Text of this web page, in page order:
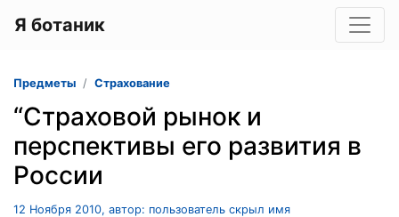
Я ботаник
Предметы Страхование
“Страховой рынок и
перспективы его развития в
России
12 Ноября 2010, автор: пользователь скрыл имя